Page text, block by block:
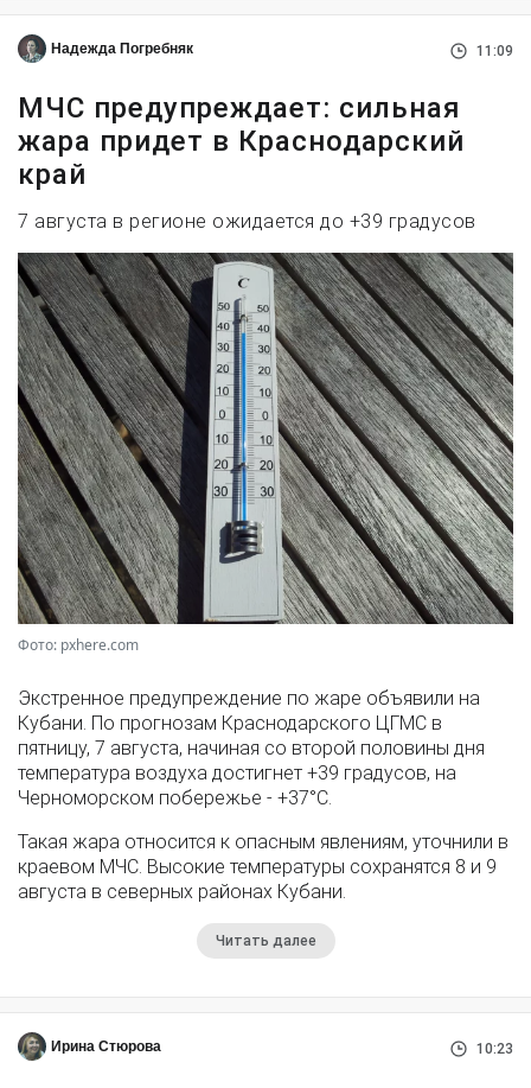
Надежда Погребняк 11:09
МЧС предупреждает: сильная
жара придет в Краснодарский
край
7 августа в регионе ожидается до +39 градусов
Фото: pxhere.com
Экстренное предупреждение по жаре объявили на
Кубани. По прогнозам Краснодарского ЦГМС в
пятницу, 7 августа, начиная со второй половины дня
температура воздуха достигнет +39 градусов, на
Черноморском побережье - +37°­С.
Такая жара относится к опасным явлениям, уточнили в
краевом МЧС. Высокие температуры сохранятся 8 и 9
августа в северных районах Кубани.
Читать далее
Ирина Стюрова 10:23